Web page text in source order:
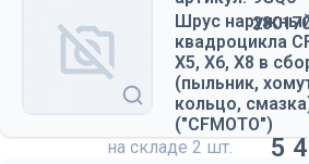
Шрус
квадроцикла
X5, X6, X8 в
(пыльник,
кольцо,
("CFMOTO")
на складе 2 шт. 5